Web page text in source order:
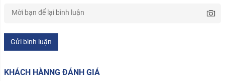
Gửi bình luận
KHÁCH HÀNNG ĐÁNH GIÁ